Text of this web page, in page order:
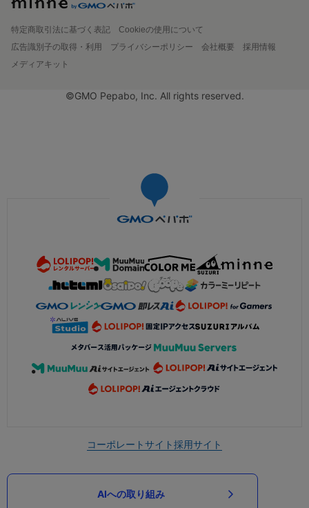
特定商取引法に基づく表記
Cookieの使用について
広告識別子の取得・利用
プライバシーポリシー 会社概要
採用情報
メディアキット
©GMO Pepabo, Inc. All rights reserved.
コーポレートサイト採用サイト
AIへの取り組み